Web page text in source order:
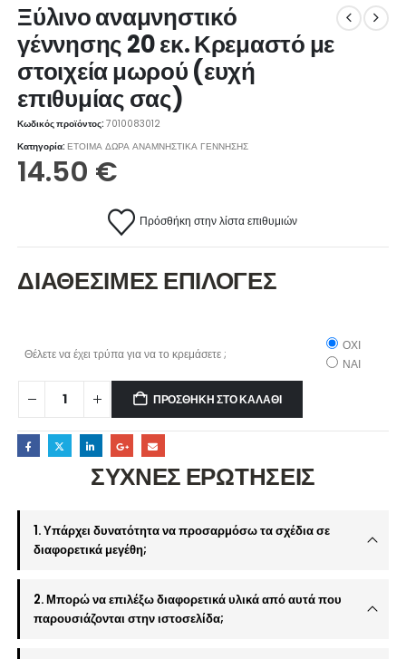
Ξύλινο αναμνηστικό
γέννησης 20 εκ. Κρεμαστό με
στοιχεία μωρού (ευχή
επιθυμίας σας)
Κωδικός προϊόντος:7010083012
Κατηγορία:ΕΤΟΙΜΑ ΔΩΡΑ ΑΝΑΜΝΗΣΤΙΚΑ ΓΕΝΝΗΣΗΣ
14.50 €
Πρόσθήκη στην λίστα επιθυμιών
ΔΙΑΘΕΣΙΜΕΣ ΕΠΙΛΟΓΕΣ
Θέλετε να έχει τρύπα για να το κρεμάσετε ;
ΟΧΙ
ΝΑΙ
ΠΡΟΣΘΉΚΗ ΣΤΟ ΚΑΛΆΘΙ
ΣΥΧΝΕΣ ΕΡΩΤΗΣΕΙΣ
1. Υπάρχει δυνατότητα να προσαρμόσω τα σχέδια σε
διαφορετικά μεγέθη;
2. Μπορώ να επιλέξω διαφορετικά υλικά από αυτά που
παρουσιάζονται στην ιστοσελίδα;